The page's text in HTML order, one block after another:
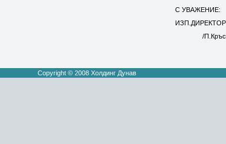
С УВАЖЕНИЕ:
/
Copyright © 2008 Холдинг Дунав